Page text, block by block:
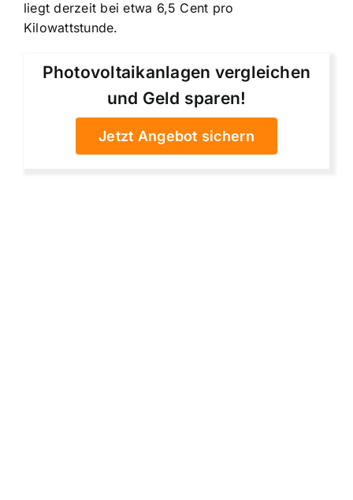
liegt derzeit bei etwa 6,5 Cent pro
Kilowattstunde.
Photovoltaikanlagen vergleichen
und Geld sparen!
Jetzt Angebot sichern